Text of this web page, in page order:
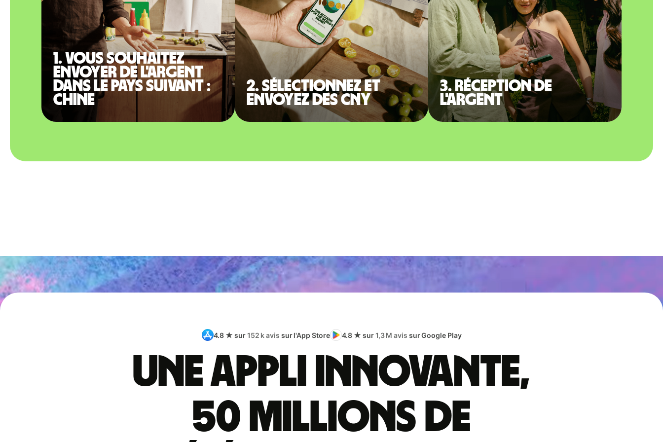
1. Vous souhaitez
envoyer de l'argent
dans le pays suivant :
Chine
2. Sélectionnez et
envoyez des CNY
3. Réception de
l'argent
4.8 ★ sur152 k avis sur l'App Store 4.8 ★ sur1,3 M avis sur Google Play
Une appli innovante,
50 millions de